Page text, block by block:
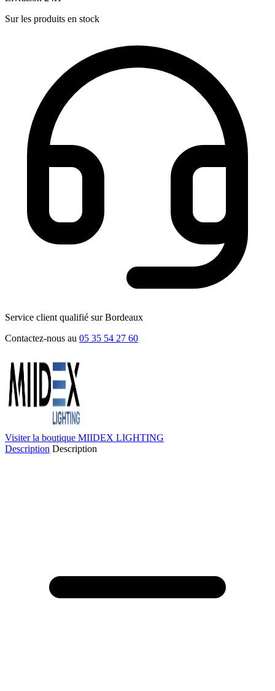
Sur les produits en stock
Service client qualifié sur Bordeaux
Contactez-nous au 05 35 54 27 60
Visiter la boutique MIIDEX LIGHTING
Description Description